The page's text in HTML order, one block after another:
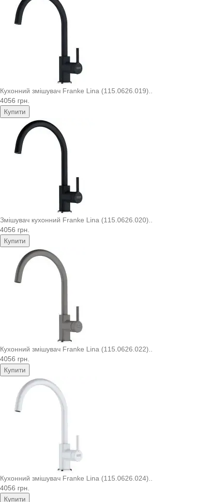
Кухонний змішувач Franke Lina (115.0626.019)..
4056 грн.
Купити
Змішувач кухонний Franke Lina (115.0626.020)..
4056 грн.
Купити
Кухонний змішувач Franke Lina (115.0626.022)..
4056 грн.
Купити
Кухонний змішувач Franke Lina (115.0626.024)..
4056 грн.
Купити